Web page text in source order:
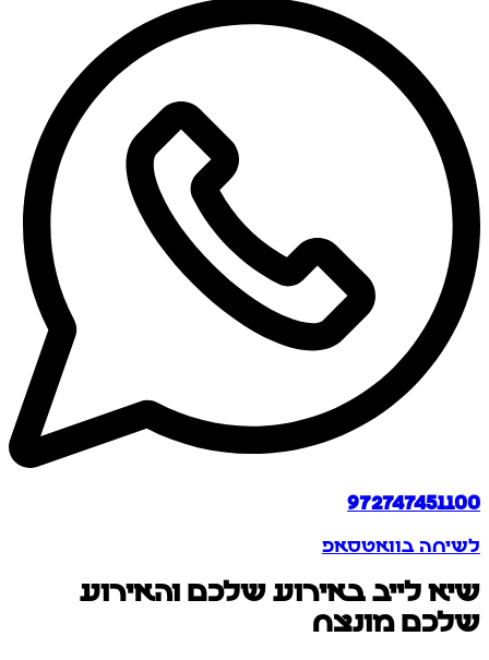
972747451100
לשיחה בוואטסאפ
שיא לייב באירוע שלכם והאירוע
שלכם מונצח